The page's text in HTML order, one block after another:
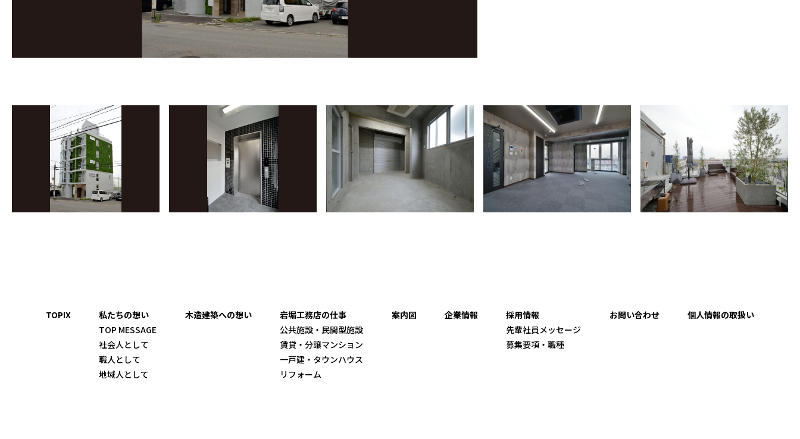
TOPIX
私たちの想い
TOP MESSAGE
社会人として
職人として
地域人として
木造建築への想い
岩堀工務店の仕事
公共施設・民間型施設
賃貸・分譲マンション
一戸建・タウンハウス
リフォーム
案内図 企業情報
採用情報
先輩社員メッセージ
募集要項・職種
お問い合わせ 個人情報の取扱い